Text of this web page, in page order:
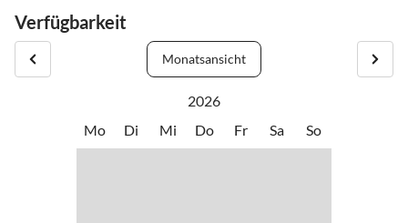
Verfügbarkeit
Monatsansicht
2026
Mo
Di Mi Do Fr Sa So